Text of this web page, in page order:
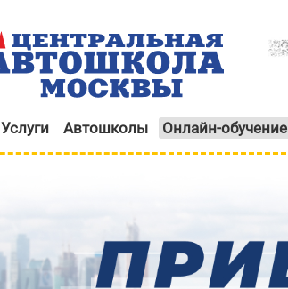
Услуги Автошколы Онлайн-обучение